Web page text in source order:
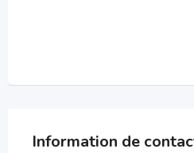
Information de